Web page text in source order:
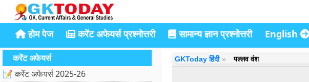
होम पेज करेंट अफेयर्स प्रश्नोत्तरी सामान्य ज्ञान प्रश्नोत्तरी English
करेंट अफेयर्स
📝 करेंट अफेयर्स 2025-26
GKToday हिंदी पल्लव वंश